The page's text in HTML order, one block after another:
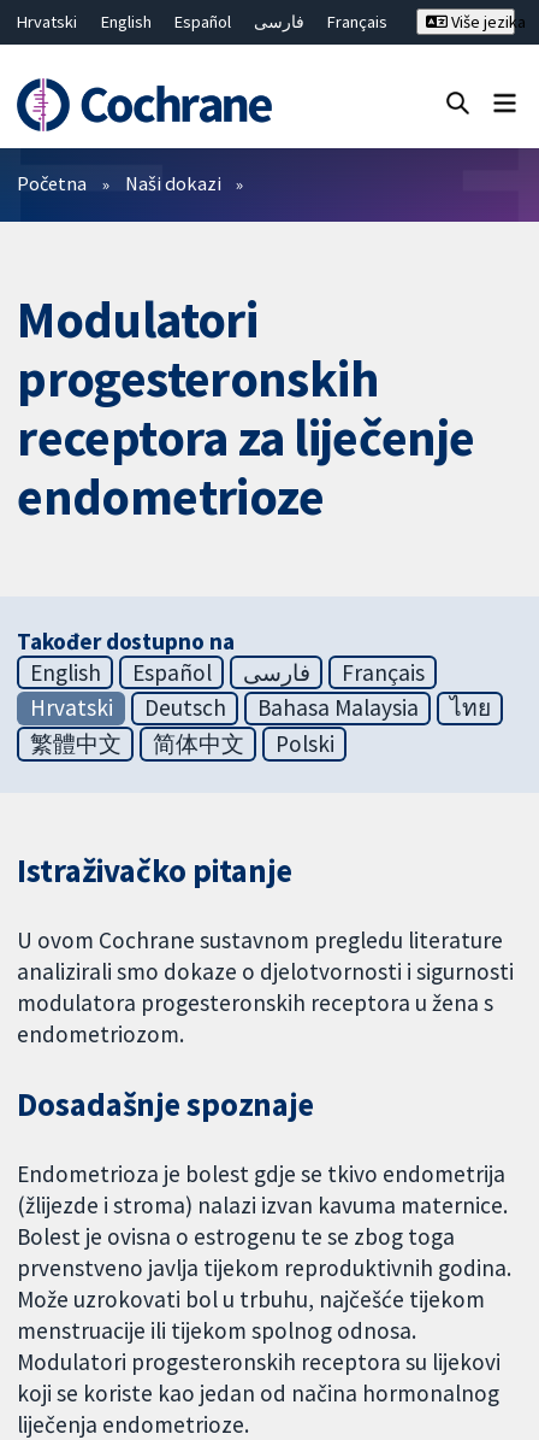
Hrvatski English Español فارسی
Français
繁體中文
简体中文
Više jezika
Prečistači
Početna Naši dokazi
Modulatori
progesteronskih
receptora za liječenje
endometrioze
Također dostupno na
English
Español فارسی
Français
Hrvatski
Deutsch Bahasa Malaysia
ไทย
繁體中文
简体中文 Polski
Istraživačko pitanje
U ovom Cochrane sustavnom pregledu literature
analizirali smo dokaze o djelotvornosti i sigurnosti
modulatora progesteronskih receptora u žena s
endometriozom.
Dosadašnje spoznaje
Endometrioza je bolest gdje se tkivo endometrija
(žlijezde i stroma) nalazi izvan kavuma maternice.
Bolest je ovisna o estrogenu te se zbog toga
prvenstveno javlja tijekom reproduktivnih godina.
Može uzrokovati bol u trbuhu, najčešće tijekom
menstruacije ili tijekom spolnog odnosa.
Modulatori progesteronskih receptora su lijekovi
koji se koriste kao jedan od načina hormonalnog
liječenja endometrioze.